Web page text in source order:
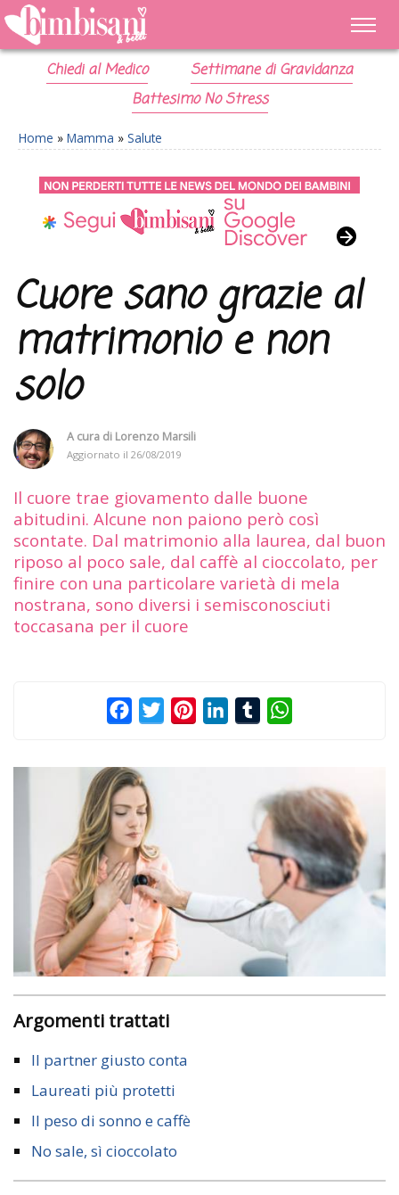
Chiedi al Medico
Settimane di Gravidanza
Battesimo No Stress
Home » Mamma » Salute
Cuore sano grazie al
matrimonio e non
solo
A cura di Lorenzo Marsili
Aggiornato il 26/08/2019
Il cuore trae giovamento dalle buone
abitudini. Alcune non paiono però così
scontate. Dal matrimonio alla laurea, dal buon
riposo al poco sale, dal caffè al cioccolato, per
finire con una particolare varietà di mela
nostrana, sono diversi i semisconosciuti
toccasana per il cuore
FacebookTwitterPinterestLinkedInTumblr
Argomenti trattati
Il partner giusto conta
Laureati più protetti
Il peso di sonno e caffè
No sale, sì cioccolato